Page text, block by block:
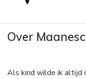
Handgemaakte
Over
Als kind wilde ik altijd